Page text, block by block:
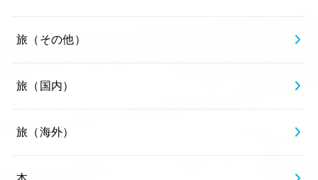
旅（その他）
旅（国内）
旅（海外）